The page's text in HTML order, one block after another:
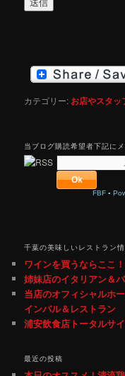
カテゴリー: お店やスタッ
当ブログ購読希望者下記に
FBF ▪
千葉の美味しいレストラン
ワインを買うならここ
姉妹店のイタリアン＆
当店のオフィシャルホ
インバル＆レストラン
浦安飲食店トータルサイ
最近の投稿